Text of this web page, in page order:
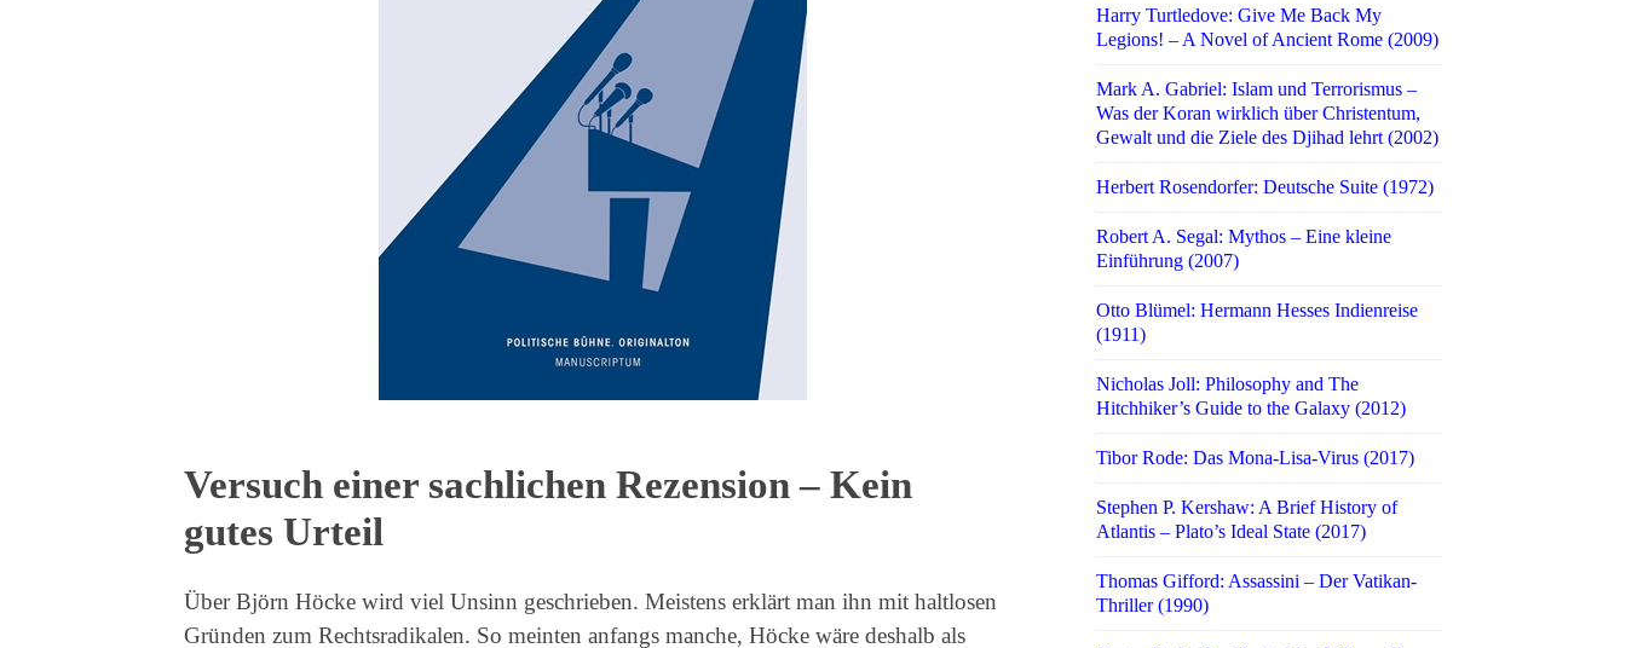
Versuch einer sachlichen Rezension – Kein
gutes Urteil
Über Björn Höcke wird viel Unsinn geschrieben. Meistens erklärt man ihn mit haltlosen
Gründen zum Rechtsradikalen. So meinten anfangs manche, Höcke wäre deshalb als
Harry Turtledove: Give Me Back My
Legions! – A Novel of Ancient Rome (2009)
Mark A. Gabriel: Islam und Terrorismus –
Was der Koran wirklich über Christentum,
Gewalt und die Ziele des Djihad lehrt (2002)
Herbert Rosendorfer: Deutsche Suite (1972)
Robert A. Segal: Mythos – Eine kleine
Einführung (2007)
Otto Blümel: Hermann Hesses Indienreise
(1911)
Nicholas Joll: Philosophy and The
Hitchhiker’s Guide to the Galaxy (2012)
Tibor Rode: Das Mona-Lisa-Virus (2017)
Stephen P. Kershaw: A Brief History of
Atlantis – Plato’s Ideal State (2017)
Thomas Gifford: Assassini – Der Vatikan-
Thriller (1990)